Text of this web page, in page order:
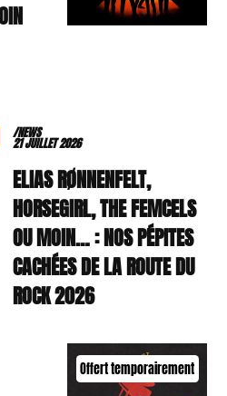
/NEWS
21 JUILLET 2026
ELIAS RØNNENFELT,
HORSEGIRL, THE FEMCELS
OU MOIN… : NOS PÉPITES
CACHÉES DE LA ROUTE DU
ROCK 2026
Offert temporairement